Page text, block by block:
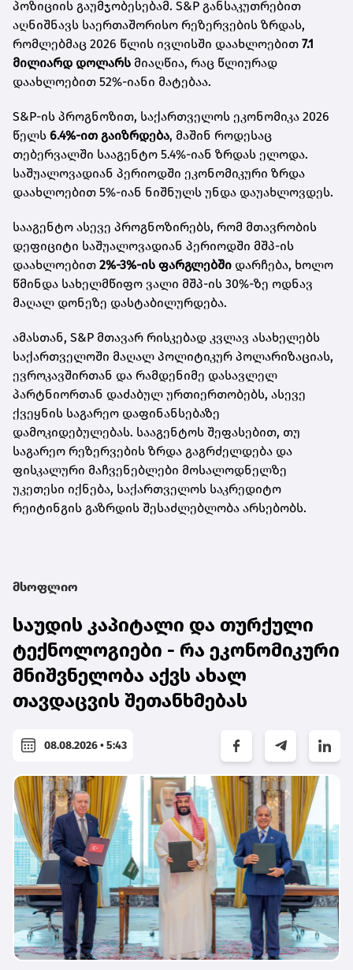
პოზიციის გაუმჯობესებამ. S&P განსაკუთრებით
აღნიშნავს საერთაშორისო რეზერვების ზრდას,
რომლებმაც 2026 წლის ივლისში დაახლოებით 7.1
მილიარდ დოლარს მიაღწია, რაც წლიურად
დაახლოებით 52%-იანი მატებაა.
S&P-ის პროგნოზით, საქართველოს ეკონომიკა 2026
წელს 6.4%-ით გაიზრდება, მაშინ როდესაც
თებერვალში სააგენტო 5.4%-იან ზრდას ელოდა.
საშუალოვადიან პერიოდში ეკონომიკური ზრდა
დაახლოებით 5%-იან ნიშნულს უნდა დაუახლოვდეს.
სააგენტო ასევე პროგნოზირებს, რომ მთავრობის
დეფიციტი საშუალოვადიან პერიოდში მშპ-ის
დაახლოებით 2%-3%-ის ფარგლებში დარჩება, ხოლო
წმინდა სახელმწიფო ვალი მშპ-ის 30%-ზე ოდნავ
მაღალ დონეზე დასტაბილურდება.
ამასთან, S&P მთავარ რისკებად კვლავ ასახელებს
საქართველოში მაღალ პოლიტიკურ პოლარიზაციას,
ევროკავშირთან და რამდენიმე დასავლელ
პარტნიორთან დაძაბულ ურთიერთობებს, ასევე
ქვეყნის საგარეო დაფინანსებაზე
დამოკიდებულებას. სააგენტოს შეფასებით, თუ
საგარეო რეზერვების ზრდა გაგრძელდება და
ფისკალური მაჩვენებლები მოსალოდნელზე
უკეთესი იქნება, საქართველოს საკრედიტო
რეიტინგის გაზრდის შესაძლებლობა არსებობს.
მსოფლიო
საუდის კაპიტალი და თურქული
ტექნოლოგიები - რა ეკონომიკური
მნიშვნელობა აქვს ახალ
თავდაცვის შეთანხმებას
08.08.2026 • 5:43